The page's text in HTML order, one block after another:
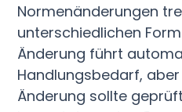
Normenänderungen
unterschiedlichen
Änderung führt
Handlungsbedarf,
Änderung sollte